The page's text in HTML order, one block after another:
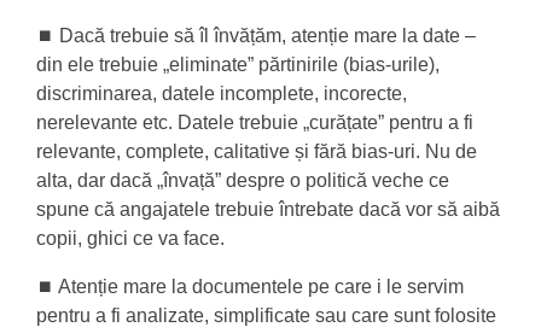
⏹️ Dacă trebuie să îl învățăm, atenție mare la date –
din ele trebuie „eliminate” părtinirile (bias-urile),
discriminarea, datele incomplete, incorecte,
nerelevante etc. Datele trebuie „curățate” pentru a fi
relevante, complete, calitative și fără bias-uri. Nu de
alta, dar dacă „învață” despre o politică veche ce
spune că angajatele trebuie întrebate dacă vor să aibă
copii, ghici ce va face.
⏹️ Atenție mare la documentele pe care i le servim
pentru a fi analizate, simplificate sau care sunt folosite